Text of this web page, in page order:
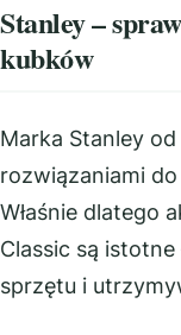
Stanley –
kubków
Marka Stanley
rozwiązaniami
Właśnie dlatego
Classic są
sprzętu i